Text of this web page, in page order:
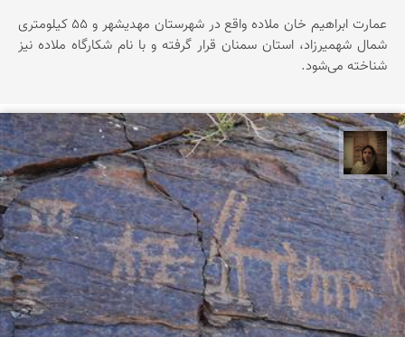
عمارت ابراهیم خان ملاده واقع در شهرستان مهدیشهر و ۵۵ کیلومتری
شمال شهمیرزاد، استان سمنان قرار گرفته و با نام شکارگاه ملاده نیز
شناخته می‌شود.
پروین هاوش